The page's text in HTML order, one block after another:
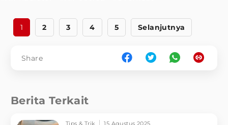
1 2 3 4 5 Selanjutnya
Share
Berita Terkait
Tips & Trik 15 Agustus 2025